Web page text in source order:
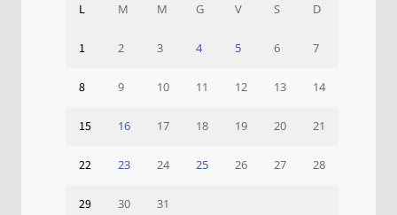
L M M G V S D
1 2 3 4 5 6 7
8 9 10 11 12 13 14
15 16 17 18 19 20 21
22 23 24 25 26 27 28
29 30
31